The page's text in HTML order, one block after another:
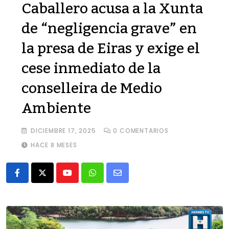
Caballero acusa a la Xunta
de “negligencia grave” en
la presa de Eiras y exige el
cese inmediato de la
conselleira de Medio
Ambiente
DICIEMBRE 17, 2025 0 COMENTARIOS
HACE 8 MESES
YoutubeWhatsapp
Share
Email